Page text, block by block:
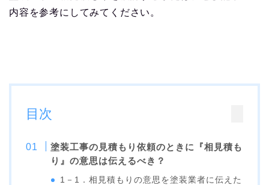
内容を参考にしてみてください。
目次
塗装工事の見積もり依頼のときに『相見積も
り』の意思は伝えるべき？
1－1．相見積もりの意思を塗装業者に伝えた